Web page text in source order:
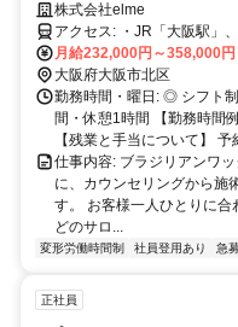
ョナルな自分へ。
株式会社elme
アクセス: ・JR「大阪駅」、地下鉄「梅田駅」から徒歩5〜7分ほど ・
「東梅田駅」「西梅田駅」な
に便利な人気エリアで、雨
月給232,000円～358,000円
大阪府大阪市北区
勤務時間・曜日: ◎ シフト
間・休憩1時間 【勤務時間
【残業と手当について】 予
仕事内容: ブラジリアンワ
に、カウンセリングから施
す。 お客様一人ひとりに
どのサロ...
変形労働時間制 社員登用あり 急
正社員